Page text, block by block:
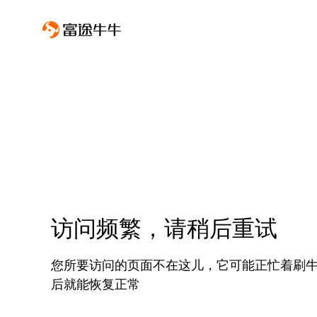
访问频繁，请稍后重试
您所要访问的页面不在这儿，它可能正忙着刷
后就能恢复正常